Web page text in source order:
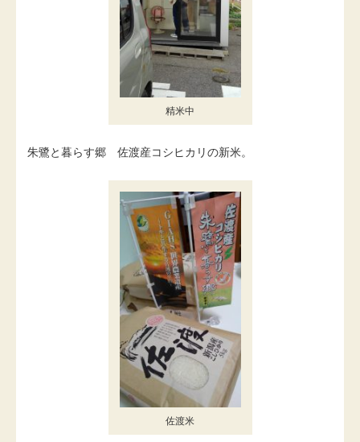
精米中
朱鷺と暮らす郷 佐渡産コシヒカリの新米。
佐渡米